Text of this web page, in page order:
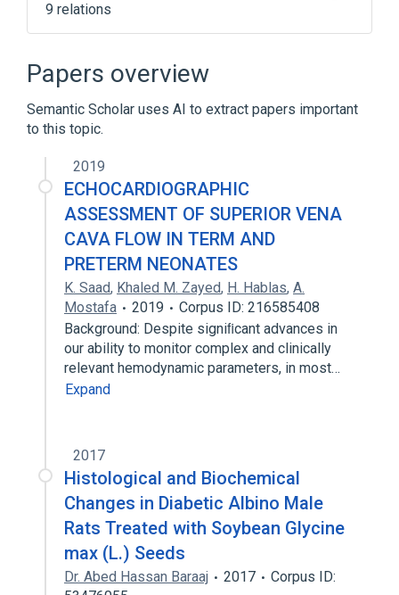
9 relations
ACnc
Antibodies
Glycine
Glycine max antigen
Expand
Papers overview
Semantic Scholar uses AI to extract papers important
to this topic.
2019
ECHOCARDIOGRAPHIC
ASSESSMENT OF SUPERIOR VENA
CAVA FLOW IN TERM AND
PRETERM NEONATES
K. Saad, Khaled M. Zayed, H. Hablas, A.
Mostafa
2019
Corpus ID: 216585408
Background: Despite signiﬁcant advances in
our ability to monitor complex and clinically
relevant hemodynamic parameters, in most…
Expand
2017
Histological and Biochemical
Changes in Diabetic Albino Male
Rats Treated with Soybean Glycine
max (L.) Seeds
Dr. Abed Hassan Baraaj 2017
Corpus ID: